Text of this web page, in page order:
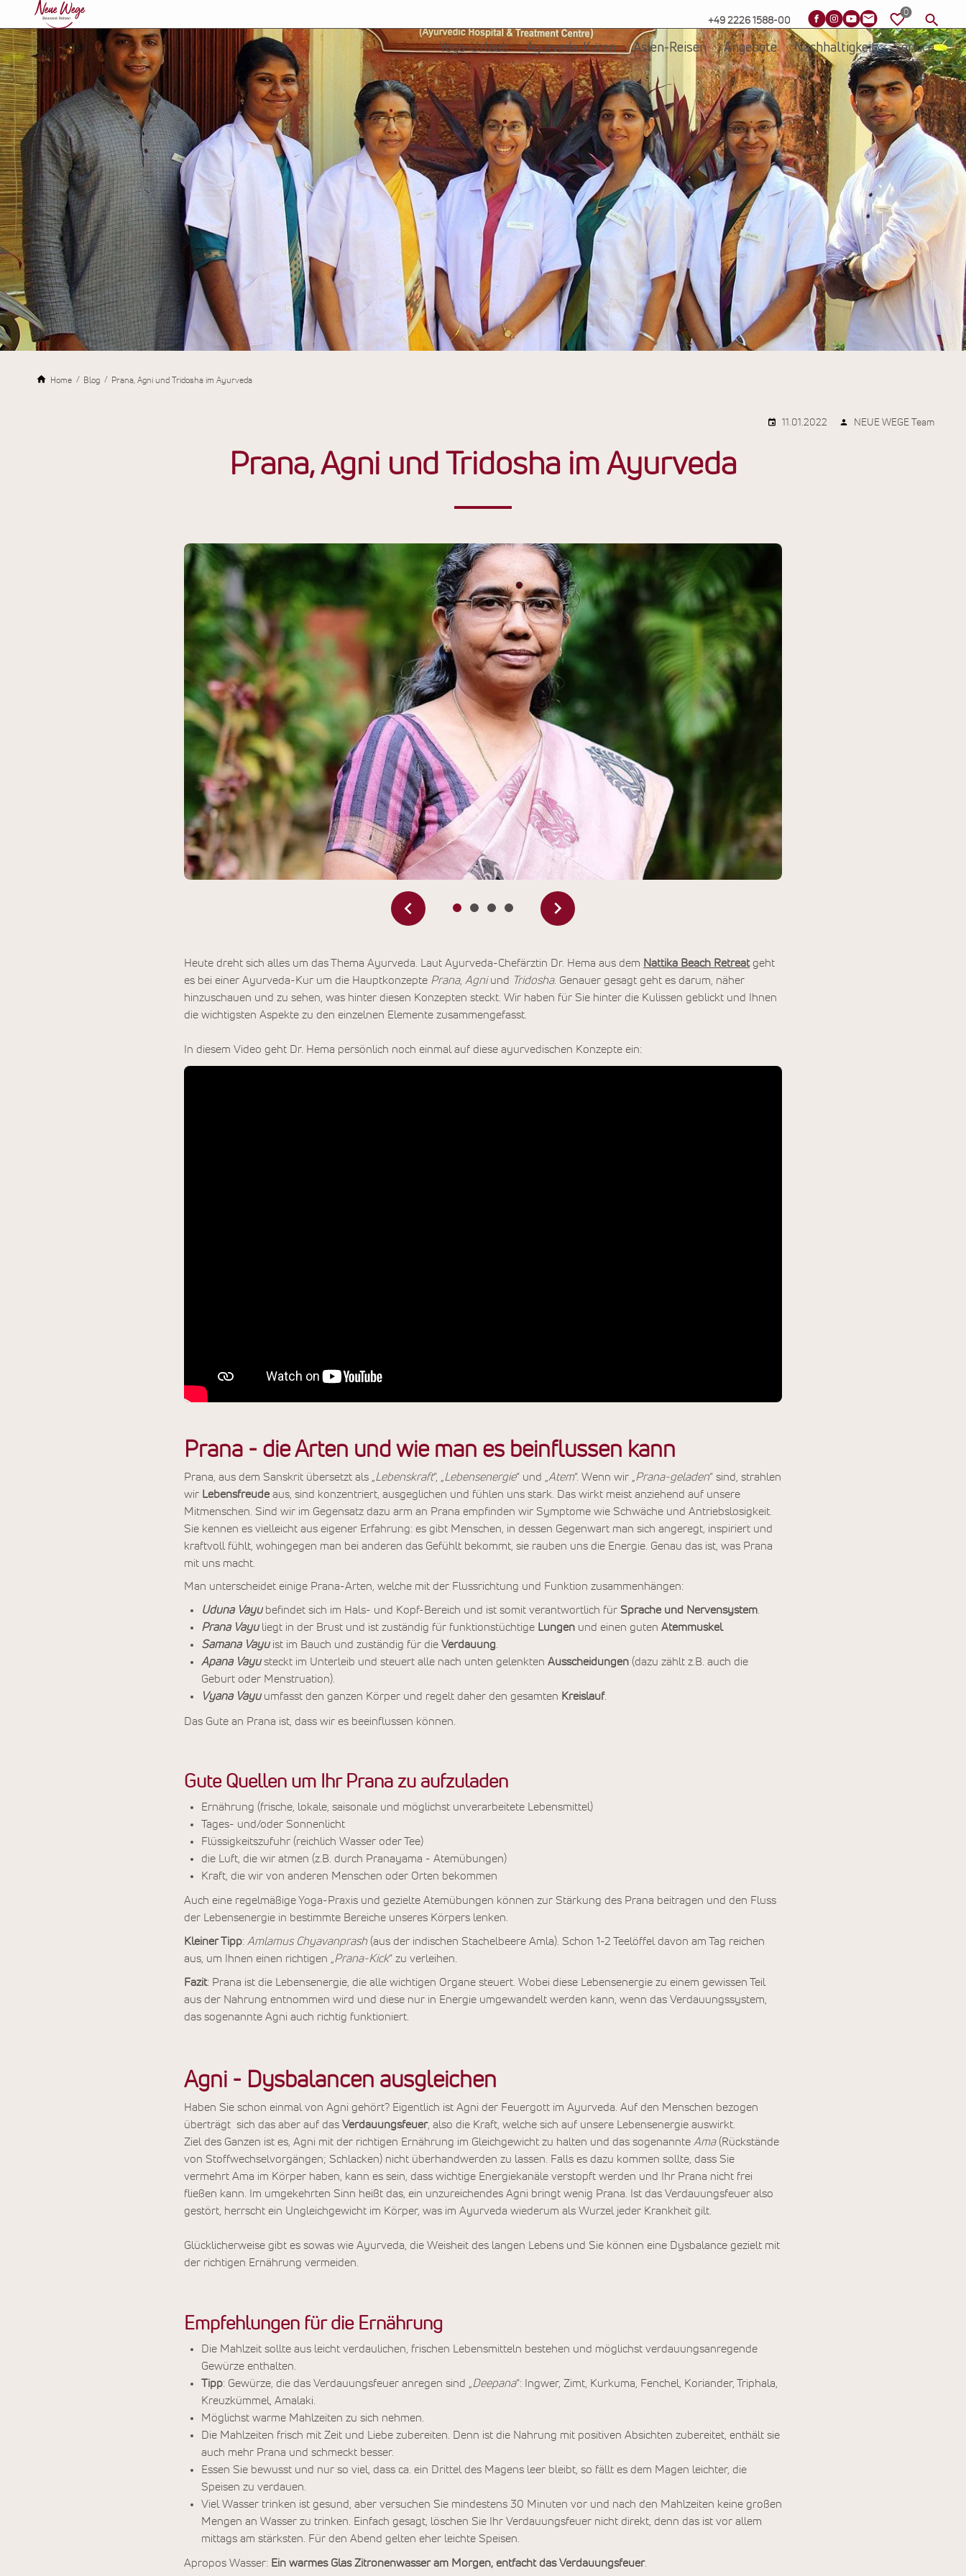
+49 2226 1588-00
Yoga-Urlaub Ayurveda-Kuren Asien-Reisen Angebote Nachhaltigkeit Service
Home Blog Prana, Agni und Tridosha im Ayurveda
11.01.2022 NEUE WEGE Team
Prana, Agni und Tridosha im Ayurveda
Heute dreht sich alles um das Thema Ayurveda. Laut Ayurveda-Chefärztin Dr. Hema aus dem Nattika Beach Retreatgeht
es bei einer Ayurveda-Kur um die Hauptkonzepte Prana, Agniund Tridosha. Genauer gesagt geht es darum, näher
hinzuschauen und zu sehen, was hinter diesen Konzepten steckt. Wir haben für Sie hinter die Kulissen geblickt und Ihnen
die wichtigsten Aspekte zu den einzelnen Elemente zusammengefasst.
In diesem Video geht Dr. Hema persönlich noch einmal auf diese ayurvedischen Konzepte ein:
Prana - die Arten und wie man es beinflussen kann
Prana, aus dem Sanskrit übersetzt als „ Lebenskraft“, „ Lebensenergie“ und „ Atem“. Wenn wir „ Prana-geladen“ sind, strahlen
wir Lebensfreude aus, sind konzentriert, ausgeglichen und fühlen uns stark. Das wirkt meist anziehend auf unsere
Mitmenschen. Sind wir im Gegensatz dazu arm an Prana empfinden wir Symptome wie Schwäche und Antriebslosigkeit.
Sie kennen es vielleicht aus eigener Erfahrung: es gibt Menschen, in dessen Gegenwart man sich angeregt, inspiriert und
kraftvoll fühlt, wohingegen man bei anderen das Gefühlt bekommt, sie rauben uns die Energie. Genau das ist, was Prana
mit uns macht.
Man unterscheidet einige Prana-Arten, welche mit der Flussrichtung und Funktion zusammenhängen:
Uduna Vayu befindet sich im Hals- und Kopf-Bereich und ist somit verantwortlich für Sprache und Nervensystem
Prana Vayu liegt in der Brust und ist zuständig für funktionstüchtige Lungen und einen guten Atemmuskel.
Samana Vayu ist im Bauch und zuständig für die Verdauung
Apana Vayu steckt im Unterleib und steuert alle nach unten gelenkten Ausscheidungen (dazu zählt z.B. auch die
Geburt oder Menstruation).
Vyana Vayu umfasst den ganzen Körper und regelt daher den gesamten Kreislauf.
Das Gute an Prana ist, dass wir es beeinflussen können.
Gute Quellen um Ihr Prana zu aufzuladen
Ernährung (frische, lokale, saisonale und möglichst unverarbeitete Lebensmittel)
Tages- und/oder Sonnenlicht
Flüssigkeitszufuhr (reichlich Wasser oder Tee)
die Luft, die wir atmen (z.B. durch Pranayama - Atemübungen)
Kraft, die wir von anderen Menschen oder Orten bekommen
Auch eine regelmäßige Yoga-Praxis und gezielte Atemübungen können zur Stärkung des Prana beitragen und den Fluss
der Lebensenergie in bestimmte Bereiche unseres Körpers lenken.
Kleiner Tipp: Amlamus Chyavanprash (aus der indischen Stachelbeere Amla). Schon 1-2 Teelöffel davon am Tag reichen
aus, um Ihnen einen richtigen „
Prana-Kick“ zu verleihen.
Fazit: Prana ist die Lebensenergie, die alle wichtigen Organe steuert. Wobei diese Lebensenergie zu einem gewissen Teil
aus der Nahrung entnommen wird und diese nur in Energie umgewandelt werden kann, wenn das Verdauungssystem,
das sogenannte Agni auch richtig funktioniert.
Agni - Dysbalancen ausgleichen
Haben Sie schon einmal von Agni gehört? Eigentlich ist Agni der Feuergott im Ayurveda. Auf den Menschen bezogen
überträgt sich das aber auf das Verdauungsfeuer, also die Kraft, welche sich auf unsere Lebensenergie auswirkt.
Ziel des Ganzen ist es, Agni mit der richtigen Ernährung im Gleichgewicht zu halten und das sogenannte Ama (Rückstände
von Stoffwechselvorgängen; Schlacken) nicht überhandwerden zu lassen. Falls es dazu kommen sollte, dass Sie
vermehrt Ama im Körper haben, kann es sein, dass wichtige Energiekanäle verstopft werden und Ihr Prana nicht frei
fließen kann. Im umgekehrten Sinn heißt das, ein unzureichendes Agni bringt wenig Prana. Ist das Verdauungsfeuer also
gestört, herrscht ein Ungleichgewicht im Körper, was im Ayurveda wiederum als Wurzel jeder Krankheit gilt.
Glücklicherweise gibt es sowas wie Ayurveda, die Weisheit des langen Lebens und Sie können eine Dysbalance gezielt mit
der richtigen Ernährung vermeiden.
Empfehlungen für die Ernährung
Die Mahlzeit sollte aus leicht verdaulichen, frischen Lebensmitteln bestehen und möglichst verdauungsanregende
Gewürze enthalten.
Tipp: Gewürze, die das Verdauungsfeuer anregen sind „ Deepana“: Ingwer, Zimt, Kurkuma, Fenchel, Koriander, Triphala,
Kreuzkümmel, Amalaki.
Möglichst warme Mahlzeiten zu sich nehmen.
Die Mahlzeiten frisch mit Zeit und Liebe zubereiten. Denn ist die Nahrung mit positiven Absichten zubereitet, enthält sie
auch mehr Prana und schmeckt besser.
Essen Sie bewusst und nur so viel, dass ca. ein Drittel des Magens leer bleibt, so fällt es dem Magen leichter, die
Speisen zu verdauen.
Viel Wasser trinken ist gesund, aber versuchen Sie mindestens 30 Minuten vor und nach den Mahlzeiten keine großen
Mengen an Wasser zu trinken. Einfach gesagt, löschen Sie Ihr Verdauungsfeuer nicht direkt, denn das ist vor allem
mittags am stärksten. Für den Abend gelten eher leichte Speisen.
Apropos Wasser: Ein warmes Glas Zitronenwasser am Morgen, entfacht das Verdauungsfeuer.